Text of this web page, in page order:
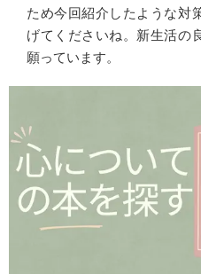
ため今回紹介したような対
げてくださいね。新生活の
願っています。